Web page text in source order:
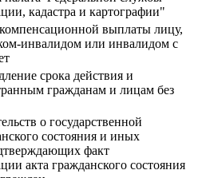
кадастра и картографии"
выплаты лицу,
инвалидом или инвалидом с
срока действия и
гражданам и лицам без
о государственной
состояния и иных
факт
акта гражданского состояния